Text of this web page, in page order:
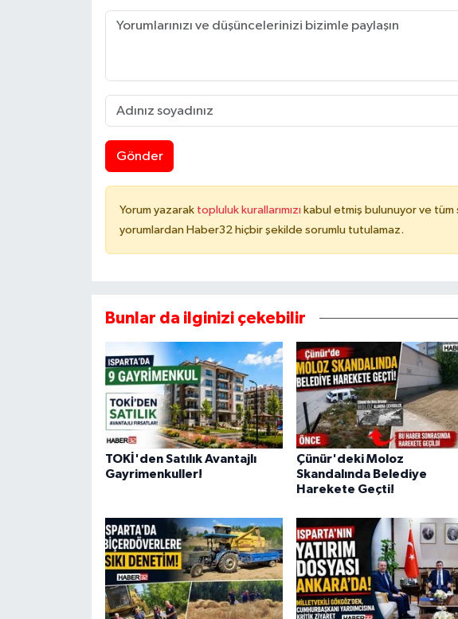
Gönder
Yorum yazarak topluluk kurallarımızı kabul etmiş bulunuyor ve tüm
yorumlardan Haber32 hiçbir şekilde sorumlu tutulamaz.
Bunlar da ilginizi çekebilir
TOKİ'den Satılık Avantajlı
Gayrimenkuller!
Çünür'deki Moloz
Skandalında Belediye
Harekete Geçti!